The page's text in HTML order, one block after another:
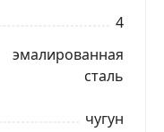
4
эмалированная
сталь
чугун